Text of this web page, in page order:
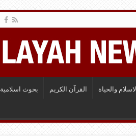
الاسلام والحياة القرآن الكريم بحوث اسلامية